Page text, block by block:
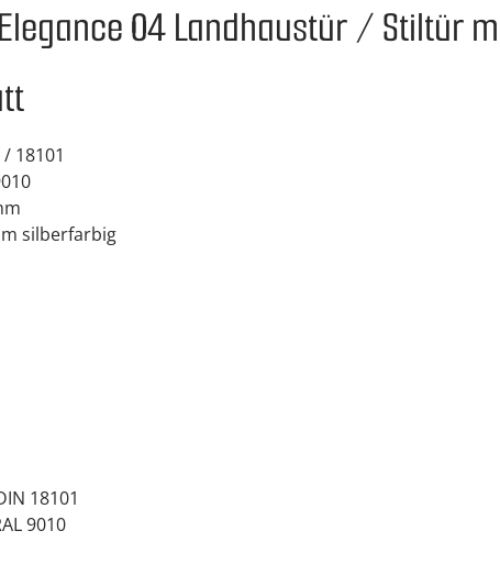
04 Landhaustür / Stiltür
18101
silberfarbig
18101
9010